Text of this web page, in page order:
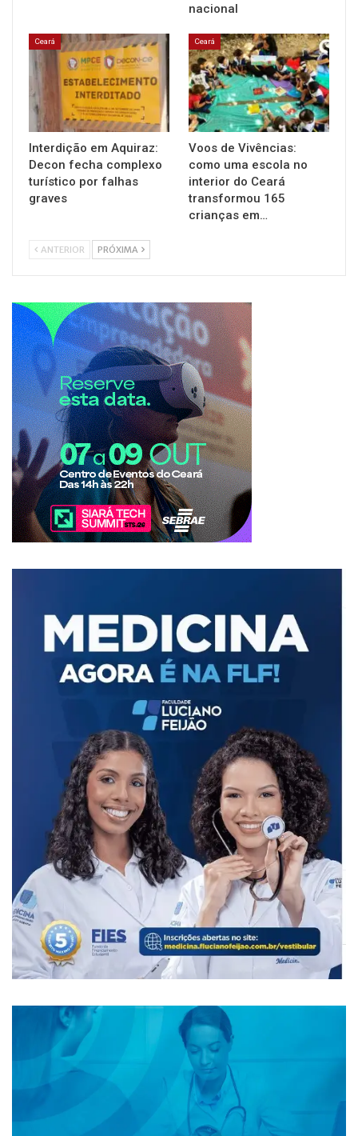
nacional
Ceará
Interdição em Aquiraz:
Decon fecha complexo
turístico por falhas
graves
Ceará
Voos de Vivências:
como uma escola no
interior do Ceará
transformou 165
crianças em…
ANTERIOR PRÓXIMA